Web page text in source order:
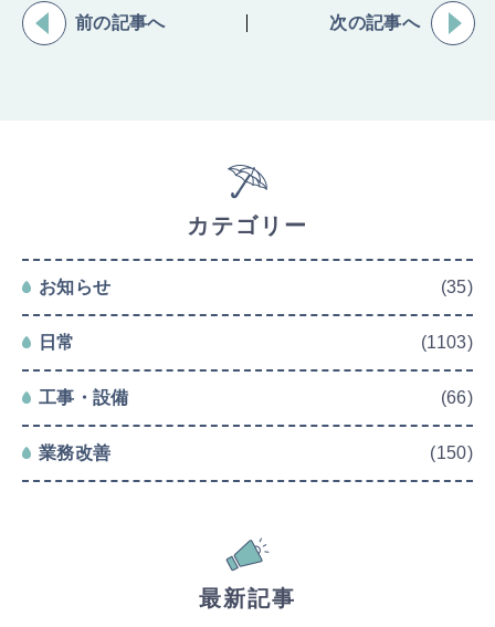
前の記事へ 次の記事へ
カテゴリー
お知らせ (35)
日常 (1103)
工事・設備 (66)
業務改善 (150)
最新記事